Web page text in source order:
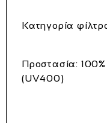
Κατηγορία
Προστασία:
(UV400)